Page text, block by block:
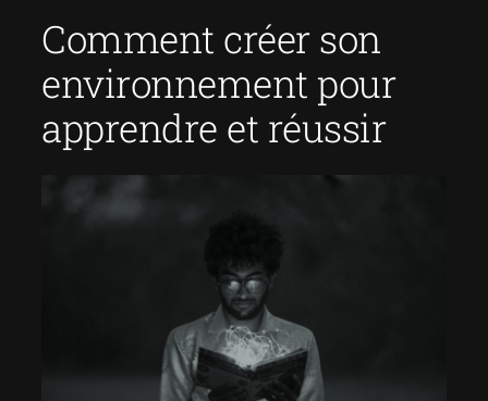
Comment créer son
environnement pour
apprendre et réussir